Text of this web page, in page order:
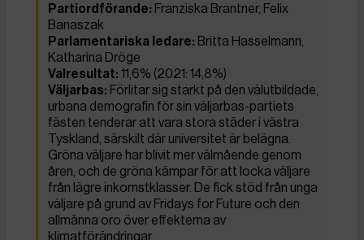
Partiordförande: Franziska Brantner, Felix
Banaszak
Parlamentariska ledare: Britta Hasselmann,
Katharina Dröge
Valresultat: 11,6% (2021: 14,8%)
Väljarbas: Förlitar sig starkt på den välutbildade,
urbana demografin för sin väljarbas-partiets
fästen tenderar att vara stora städer i västra
Tyskland, särskilt där universitet är belägna.
Gröna väljare har blivit mer välmående genom
åren, och de gröna kämpar för att locka väljare
från lägre inkomstklasser. De fick stöd från unga
väljare på grund av Fridays for Future och den
allmänna oro över effekterna av
klimatförändringar.